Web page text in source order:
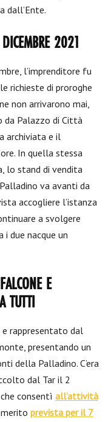
dall’Ente.
2021
l’imprenditore fu
richieste di proroghe
non arrivarono mai,
da Palazzo di Città
archiviata e il
In quella stessa
lo stand di vendita
va avanti da
accogliere l’istanza
a svolgere
due nacque un
E
TUTTI
e rappresentato dal
presentando un
della Palladino. C’era
dal Tar il 2
consentì all’attività
merito prevista per il 7